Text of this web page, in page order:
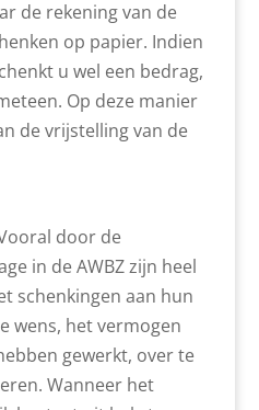
de rekening van de
op papier. Indien
u wel een bedrag,
Op deze manier
de vrijstelling van de
door de
in de AWBZ zijn heel
schenkingen aan hun
wens, het vermogen
gewerkt, over te
Wanneer het